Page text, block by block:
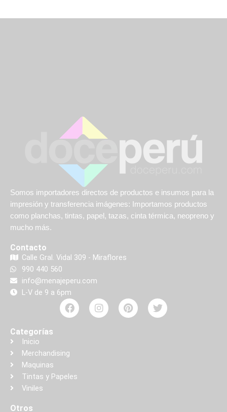
Somos importadores directos de productos e insumos para la
impresión y transferencia imágenes: Importamos productos
como planchas, tintas, papel, tazas, cinta térmica, neopreno y
mucho más.
Contacto
Calle Gral. Vidal 309 - Miraflores
990 440 560
info@menajeperu.com
L-V de 9 a 6pm
Categorías
Inicio
Merchandising
Maquinas
Tintas y Papeles
Viniles
Otros